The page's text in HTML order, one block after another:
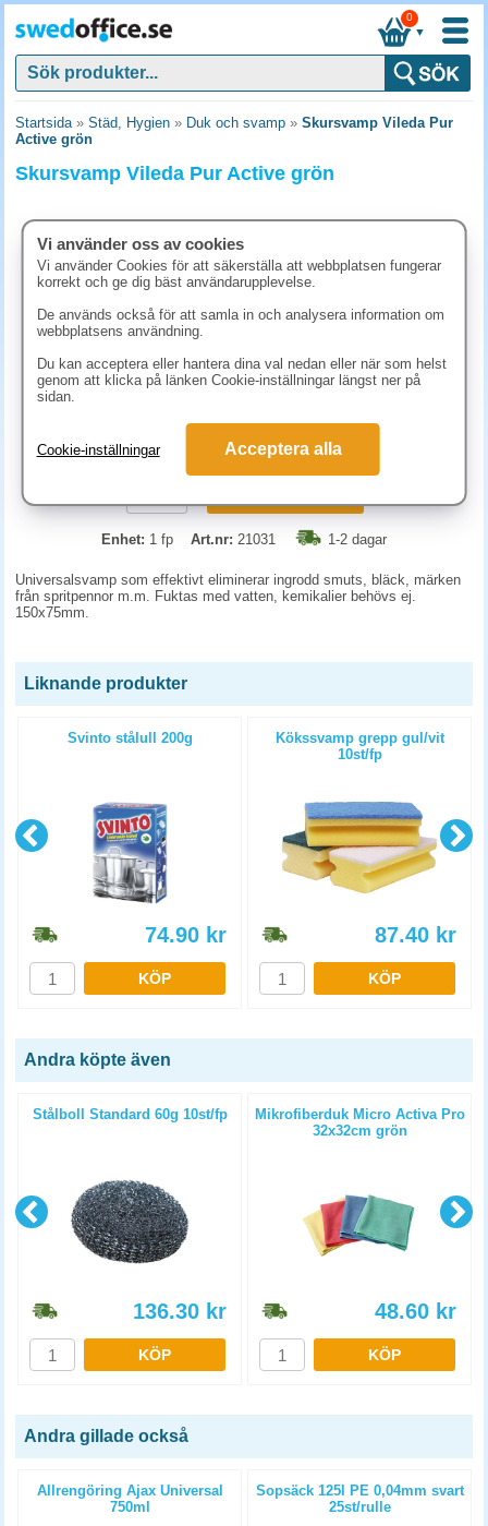
▼
0
Startsida» Städ, Hygien » Duk och svamp » Skursvamp Vileda Pur
Active grön
Skursvamp Vileda Pur Active grön
31.10 kr (inkl. moms)
Enhet: 1 fp Art.nr: 21031 1-2 dagar
Universalsvamp som effektivt eliminerar ingrodd smuts, bläck, märken
från spritpennor m.m. Fuktas med vatten, kemikalier behövs ej.
150x75mm.
Liknande produkter
Svinto stålull 200g
74.90 kr
KÖP
Kökssvamp grepp gul/vit
10st/fp
87.40 kr
KÖP
Andra köpte även
Stålboll Standard 60g 10st/fp
136.30 kr
KÖP
Mikrofiberduk Micro Activa Pro
32x32cm grön
48.60 kr
KÖP
Andra gillade också
Allrengöring Ajax Universal
750ml
Sopsäck 125l PE 0,04mm svart
25st/rulle
Vi använder oss av cookies
Vi använder Cookies för att säkerställa att webbplatsen fungerar
korrekt och ge dig bäst användarupplevelse.
De används också för att samla in och analysera information om
webbplatsens användning.
Du kan acceptera eller hantera dina val nedan eller när som helst
genom att klicka på länken Cookie-inställningar längst ner på
sidan.
Cookie-inställningar Acceptera alla